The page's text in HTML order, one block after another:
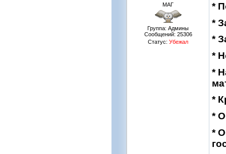
МАГ
Группа: Админы
Сообщений: 25306
Статус: Убежал
*
*
*
*
*
*
*
*